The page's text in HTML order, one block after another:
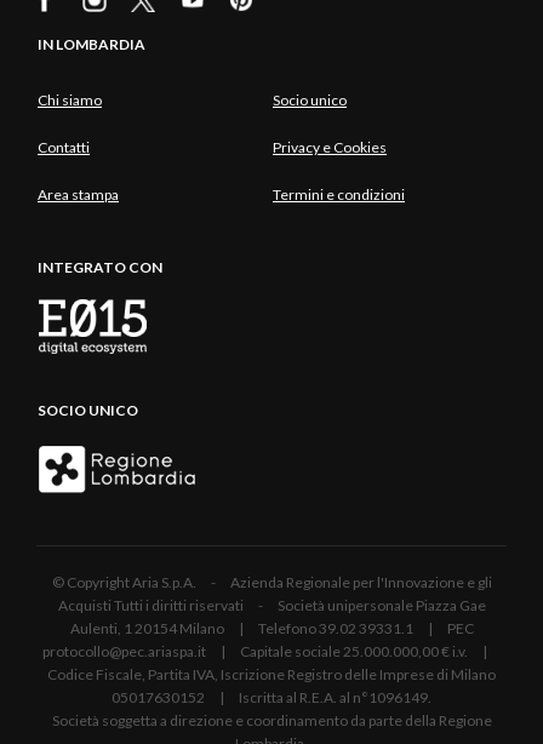
IN LOMBARDIA
Chi siamo Socio unico
Contatti Privacy e Cookies
Area stampa Termini e condizioni
INTEGRATO CON
SOCIO UNICO
© Copyright Aria S.p.A. - Azienda Regionale per l'Innovazione e gli
Acquisti Tutti i diritti riservati - Società unipersonale Piazza Gae
Aulenti, 1 20154 Milano | Telefono 39.02 39331.1 | PEC
protocollo@pec.ariaspa.it | Capitale sociale 25.000.000,00 € i.v. |
Codice Fiscale, Partita IVA, Iscrizione Registro delle Imprese di Milano
05017630152 | Iscritta al R.E.A. al n°1096149.
Società soggetta a direzione e coordinamento da parte della Regione